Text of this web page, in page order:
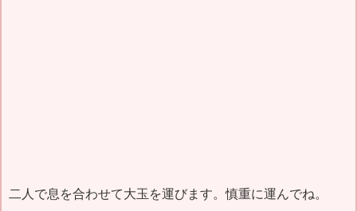
二人で息を合わせて大玉を運びます。慎重に運んでね。